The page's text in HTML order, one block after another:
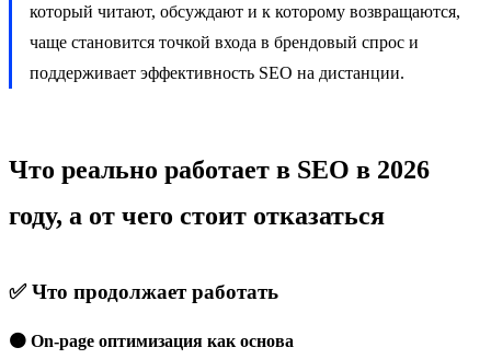
который читают, обсуждают и к которому возвращаются,
чаще становится точкой входа в брендовый спрос и
поддерживает эффективность SEO на дистанции.
Что реально работает в SEO в 2026
году, а от чего стоит отказаться
✅ Что продолжает работать
🟠 On-page оптимизация как основа